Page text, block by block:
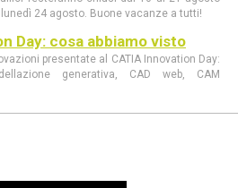
lunedì 24 agosto. Buone vacanze a tutti!
Day: cosa abbiamo visto
presentate al CATIA Innovation Day:
generativa, CAD web, CAM
e le novità di 3DEXPERIENCE 2026
Day 11 giugno a Milano
Day 2026 come AI, 3DEXPERIENCE e